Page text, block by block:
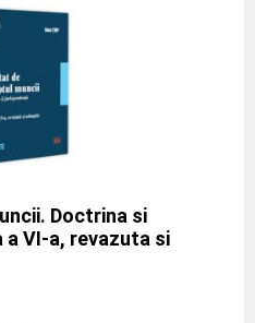
Doctrina si
VI-a, revazuta si